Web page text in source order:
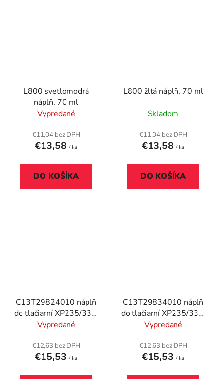
L800 svetlomodrá
náplň, 70 ml
Vypredané
€11,04 bez DPH
€13,58 / ks
DO KOŠÍKA
L800 žltá náplň, 70 ml
Skladom
€11,04 bez DPH
€13,58 / ks
DO KOŠÍKA
C13T29824010 náplň
do tlačiarní XP235/332,
EPSON, modrá, 3,2ml
Vypredané
€12,63 bez DPH
€15,53 / ks
C13T29834010 náplň
do tlačiarní XP235/332,
EPSON, červená, 3,2ml
Vypredané
€12,63 bez DPH
€15,53 / ks